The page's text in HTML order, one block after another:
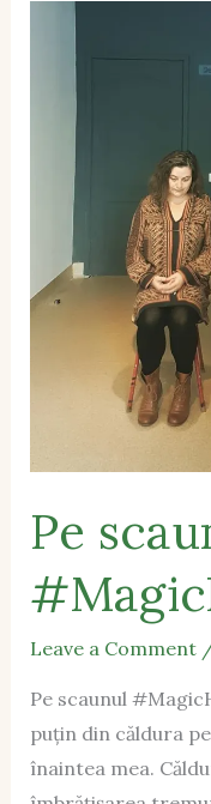
Pe
Leave a Comment
Pe scaunul
puțin din căldura
înaintea mea.